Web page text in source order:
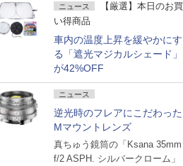
ニュース
【厳選】本日のお買
い得商品
車内の温度上昇を緩やかにす
る「遮光マジカルシェード」
が42%OFF
ニュース
逆光時のフレアにこだわった
Mマウントレンズ
真ちゅう鏡筒の「Ksana 35mm
f/2 ASPH. シルバークローム」